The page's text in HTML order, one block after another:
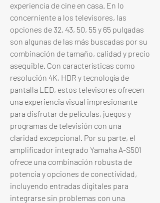
experiencia de cine en casa. En lo
concerniente a los televisores, las
opciones de 32, 43, 50, 55 y 65 pulgadas
son algunas de las más buscadas por su
combinación de tamaño, calidad y precio
asequible. Con características como
resolución 4K, HDR y tecnología de
pantalla LED, estos televisores ofrecen
una experiencia visual impresionante
para disfrutar de películas, juegos y
programas de televisión con una
claridad excepcional. Por su parte, el
amplificador integrado Yamaha A-S501
ofrece una combinación robusta de
potencia y opciones de conectividad,
incluyendo entradas digitales para
integrarse sin problemas con una